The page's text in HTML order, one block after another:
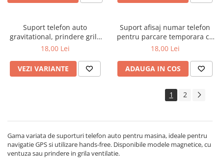
Suport telefon auto
gravitational, prindere grila
ventilatie, rotire 360°
18,00 Lei
VEZI VARIANTE
Suport afisaj numar telefon
pentru parcare temporara cu
betisor parfumat
18,00 Lei
ADAUGA IN COS
1 2
Gama variata de suporturi telefon auto pentru masina, ideale pentru
navigatie GPS si utilizare hands-free. Disponibile modele magnetice, cu
ventuza sau prindere in grila ventilatie.